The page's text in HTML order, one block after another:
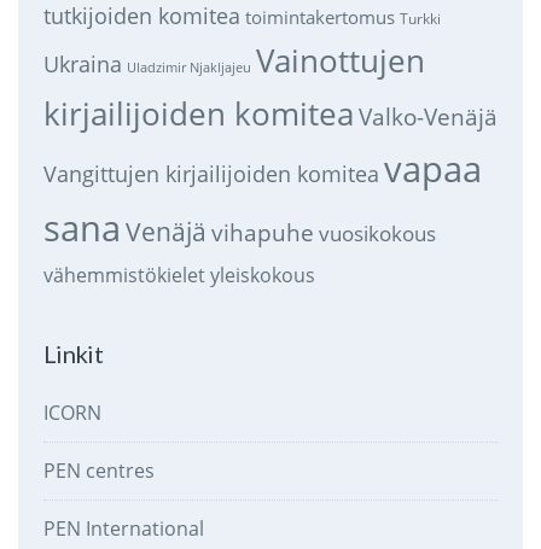
tutkijoiden komitea toimintakertomus Turkki
Ukraina Uladzimir Njakljajeu Vainottujen
kirjailijoiden komitea Valko-Venäjä
Vangittujen kirjailijoiden komitea vapaa
sana Venäjä vihapuhe vuosikokous
vähemmistökieletyleiskokous
Linkit
ICORN
PEN centres
PEN International